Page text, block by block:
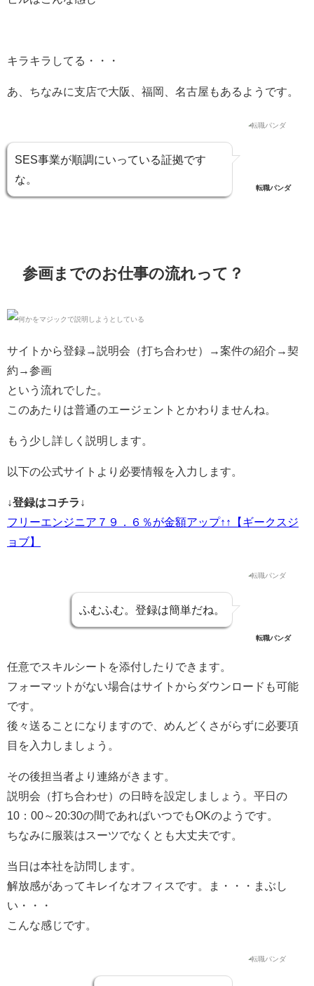
キラキラしてる・・・
あ、ちなみに支店で大阪、福岡、名古屋もあるようです。
SES事業が順調にいっている証拠です
な。
転職パンダ
参画までのお仕事の流れって？
サイトから登録→説明会（打ち合わせ）→案件の紹介→契
約→参画
という流れでした。
このあたりは普通のエージェントとかわりませんね。
もう少し詳しく説明します。
以下の公式サイトより必要情報を入力します。
↓登録はコチラ↓
フリーエンジニア７９．６％が金額アップ↑↑【ギークスジ
ョブ】
ふむふむ。登録は簡単だね。
転職パンダ
任意でスキルシートを添付したりできます。
フォーマットがない場合はサイトからダウンロードも可能
です。
後々送ることになりますので、めんどくさがらずに必要項
目を入力しましょう。
その後担当者より連絡がきます。
説明会（打ち合わせ）の日時を設定しましょう。平日の
10：00～20:30の間であればいつでもOKのようです。
ちなみに服装はスーツでなくとも大丈夫です。
当日は本社を訪問します。
解放感があってキレイなオフィスです。ま・・・まぶし
い・・・
こんな感じです。